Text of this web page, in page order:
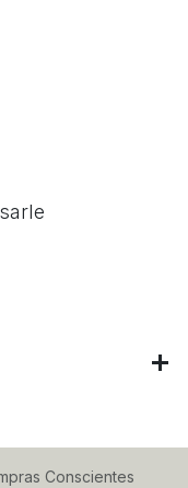
Conscientes